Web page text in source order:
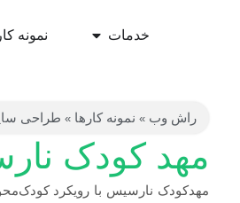
خدمات نمونه
راش وب » نمونه کارها » طراحی
مهد کودک
مهدکودک نارسیس با رویکرد